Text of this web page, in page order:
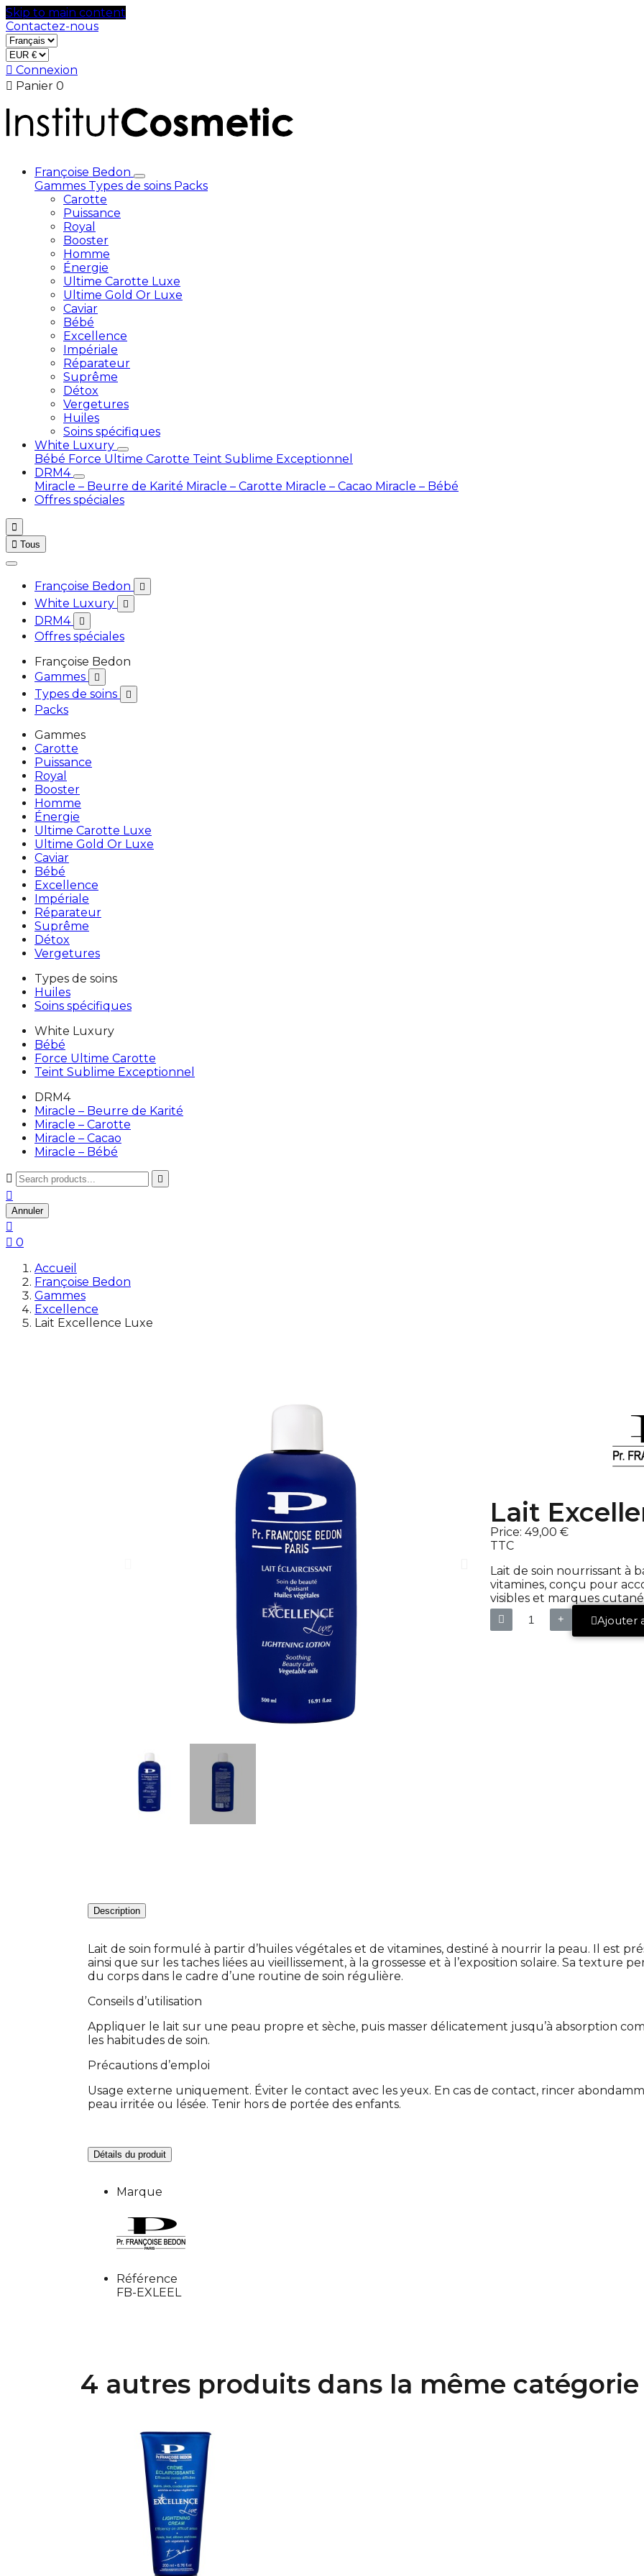
Skip to main content
Contactez-nous
 Connexion
 Panier 0
Françoise Bedon
Gammes Types de soins Packs
Carotte
Puissance
Royal
Booster
Homme
Énergie
Ultime Carotte Luxe
Ultime Gold Or Luxe
Caviar
Bébé
Excellence
Impériale
Réparateur
Suprême
Détox
Vergetures
Huiles
Soins spécifiques
White Luxury
Bébé Force Ultime Carotte Teint Sublime Exceptionnel
DRM4
Miracle – Beurre de Karité Miracle – Carotte Miracle – Cacao Miracle – Bébé
Offres spéciales

 Tous
Françoise Bedon 
White Luxury 
DRM4 
Offres spéciales
Françoise Bedon
Gammes

Types de soins 
Packs
Gammes
Carotte
Puissance
Royal
Booster
Homme
Énergie
Ultime Carotte Luxe
Ultime Gold Or Luxe
Caviar
Bébé
Excellence
Impériale
Réparateur
Suprême
Détox
Vergetures
Types de soins
Huiles
Soins spécifiques
White Luxury
Bébé
Force Ultime Carotte
Teint Sublime Exceptionnel
DRM4
Miracle – Beurre de Karité
Miracle – Carotte
Miracle – Cacao
Miracle – Bébé



Annuler

 0
Accueil
Françoise Bedon
Gammes
Excellence
Lait Excellence Luxe
Lait
Price: 49,00 €
TTC
Lait de soin nourrissant à
vitamines, conçu pour
visibles et marques
Ajouter
Description
Lait de soin formulé à partir d’huiles végétales et de vitamines, destiné à nourrir la peau. Il est
ainsi que sur les taches liées au vieillissement, à la grossesse et à l’exposition solaire. Sa texture
du corps dans le cadre d’une routine de soin régulière.
Conseils d’utilisation
Appliquer le lait sur une peau propre et sèche, puis masser délicatement jusqu’à absorption
les habitudes de soin.
Précautions d’emploi
Usage externe uniquement. Éviter le contact avec les yeux. En cas de contact, rincer
peau irritée ou lésée. Tenir hors de portée des enfants.
Détails du produit
Marque
Référence
FB-EXLEEL
4 autres produits dans la même catégorie